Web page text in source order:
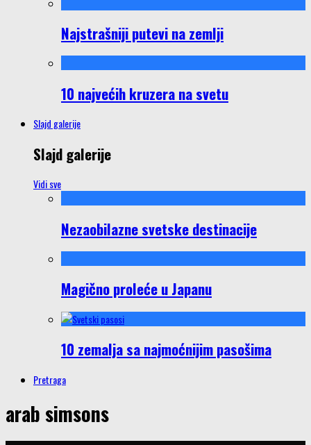
Najstrašniji putevi na zemlji
10 najvećih kruzera na svetu
Slajd galerije
Slajd galerije
Vidi sve
Nezaobilazne svetske destinacije
Magično proleće u Japanu
10 zemalja sa najmoćnijim pasošima
Pretraga
arab simsons